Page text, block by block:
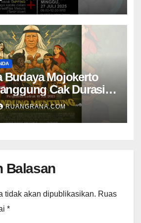
Budaya Mojokerto
Cak Durasim
Lakon “Mendhung
RUANGRANA.COM
Balasan
tidak akan dipublikasikan. Ruas
*